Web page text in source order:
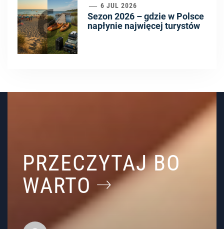
6 6 JUL 2026
Sezon 2026 – gdzie w Polsce
napłynie najwięcej turystów
PRZECZYTAJ BO
WARTO